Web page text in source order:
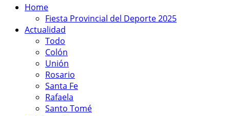
Home
Fiesta Provincial del Deporte 2025
Actualidad
Todo
Colón
Unión
Rosario
Santa Fe
Rafaela
Santo Tomé